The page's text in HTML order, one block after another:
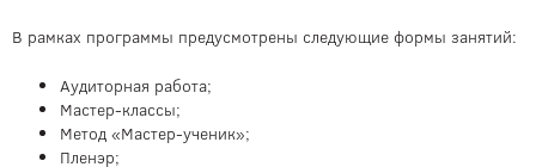
В рамках программы предусмотрены следующие формы занятий:
Аудиторная работа;
Мастер-классы;
Метод «Мастер-ученик»;
Пленэр;